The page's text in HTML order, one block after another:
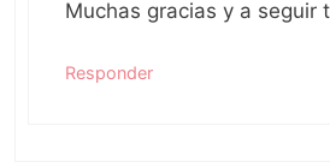
Muchas gracias y a seguir
Responder